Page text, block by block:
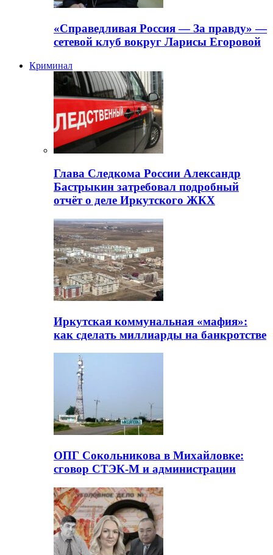
«Справедливая Россия — За правду» —
сетевой клуб вокруг Ларисы Егоровой
Криминал
Глава Следкома России Александр
Бастрыкин затребовал подробный
отчёт о деле Иркутского ЖКХ
Иркутская коммунальная «мафия»:
как сделать миллиарды на банкротстве
ОПГ Сокольникова в Михайловке:
сговор СТЭК-М и администрации